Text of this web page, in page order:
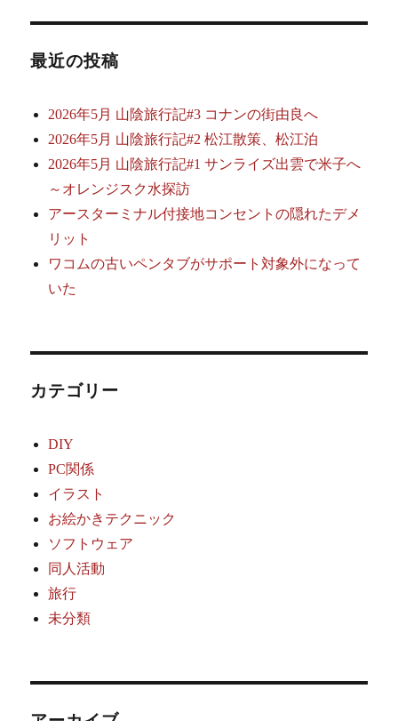
最近の投稿
2026年5月 山陰旅行記#3 コナンの街由良へ
2026年5月 山陰旅行記#2 松江散策、松江泊
2026年5月 山陰旅行記#1 サンライズ出雲で米子へ
～オレンジスク水探訪
アースターミナル付接地コンセントの隠れたデメ
リット
ワコムの古いペンタブがサポート対象外になって
いた
カテゴリー
DIY
PC関係
イラスト
お絵かきテクニック
ソフトウェア
同人活動
旅行
未分類